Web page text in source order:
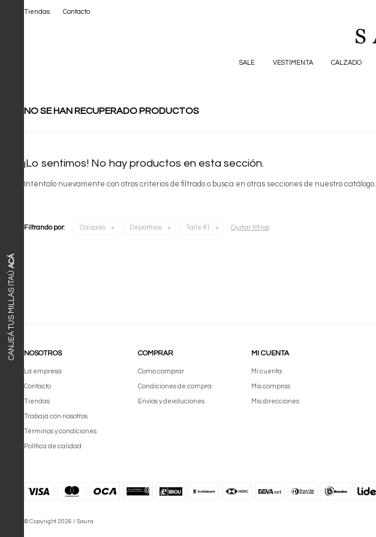
SALE VESTIMENTA CALZADO
Tiendas Contacto
CANJEÁ TUS MILLAS ITAÚ
ACÁ
NO SE HAN RECUPERADO PRODUCTOS
¡Lo sentimos! No hay productos en esta sección.
Inténtalo nuevamente con otros criterios de filtrado o busca en otras secciones de nuestro catálogo.
Filtrando por: Calzado Deportivos Talle 41 Quitar filtros
NOSOTROS
La empresa
Contacto
Tiendas
Trabaja con nosotros
Términos y condiciones
Política de calidad
COMPRAR
Como comprar
Condiciones de compra
Envíos y devoluciones
MI CUENTA
Mi cuenta
Mis compras
Mis direcciones
© Copyright 2026 / Saura